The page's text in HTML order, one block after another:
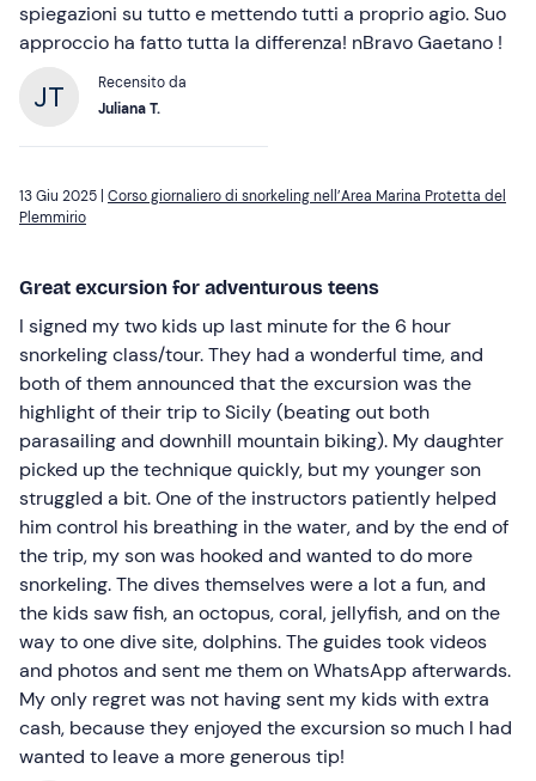
spiegazioni su tutto e mettendo tutti a proprio agio. Suo
approccio ha fatto tutta la differenza! nBravo Gaetano !
Recensito da
Juliana T.
13 Giu 2025 | Corso giornaliero di snorkeling nell’Area Marina Protetta del
Plemmirio
Great excursion for adventurous teens
I signed my two kids up last minute for the 6 hour
snorkeling class/tour. They had a wonderful time, and
both of them announced that the excursion was the
highlight of their trip to Sicily (beating out both
parasailing and downhill mountain biking). My daughter
picked up the technique quickly, but my younger son
struggled a bit. One of the instructors patiently helped
him control his breathing in the water, and by the end of
the trip, my son was hooked and wanted to do more
snorkeling. The dives themselves were a lot a fun, and
the kids saw fish, an octopus, coral, jellyfish, and on the
way to one dive site, dolphins. The guides took videos
and photos and sent me them on WhatsApp afterwards.
My only regret was not having sent my kids with extra
cash, because they enjoyed the excursion so much I had
wanted to leave a more generous tip!